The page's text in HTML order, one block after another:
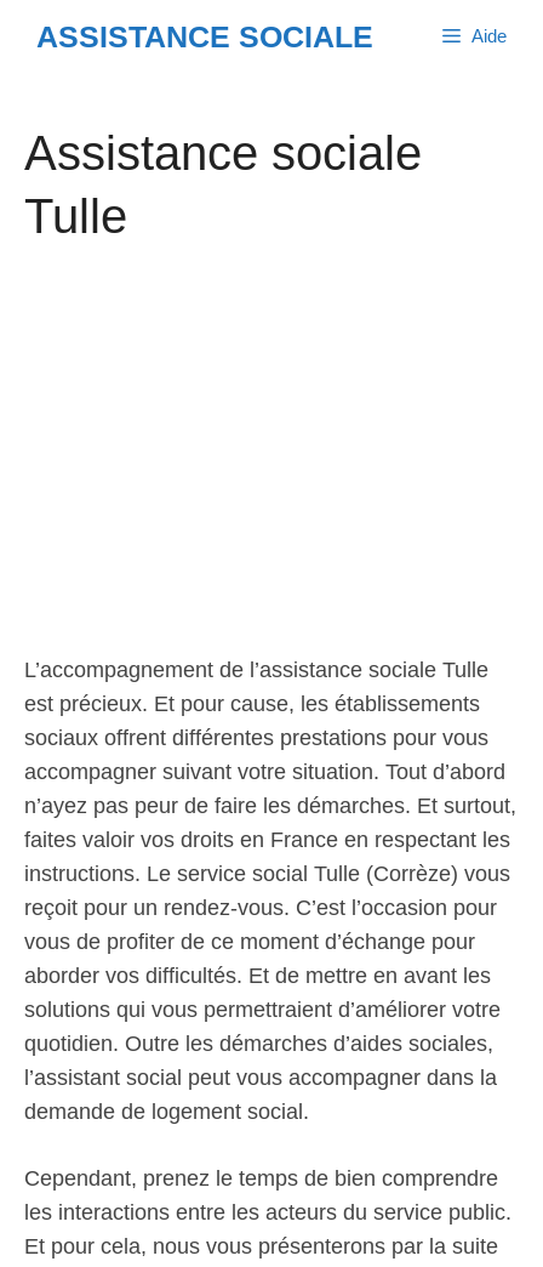
ASSISTANCE SOCIALE Aide
Assistance sociale
Tulle
L’accompagnement de l’assistance sociale Tulle
est précieux. Et pour cause, les établissements
sociaux offrent différentes prestations pour vous
accompagner suivant votre situation. Tout d’abord
n’ayez pas peur de faire les démarches. Et surtout,
faites valoir vos droits en France en respectant les
instructions. Le service social Tulle (Corrèze) vous
reçoit pour un rendez-vous. C’est l’occasion pour
vous de profiter de ce moment d’échange pour
aborder vos difficultés. Et de mettre en avant les
solutions qui vous permettraient d’améliorer votre
quotidien. Outre les démarches d’aides sociales,
l’assistant social peut vous accompagner dans la
demande de logement social.
Cependant, prenez le temps de bien comprendre
les interactions entre les acteurs du service public.
Et pour cela, nous vous présenterons par la suite